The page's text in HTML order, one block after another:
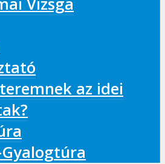
az idei
Gyalogtúra